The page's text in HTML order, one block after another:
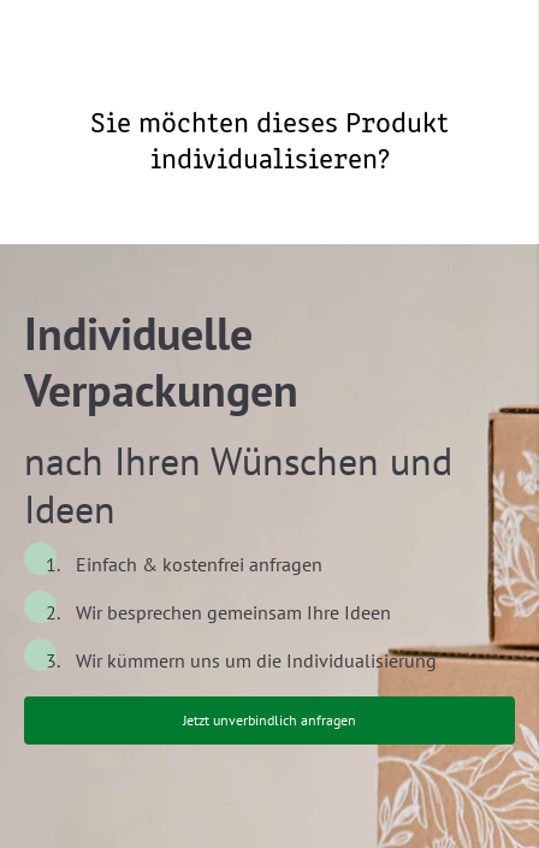
Sie möchten dieses Produkt
individualisieren?
Individuelle
Verpackungen
nach Ihren Wünschen und
Ideen
Einfach & kostenfrei anfragen
Wir besprechen gemeinsam Ihre Ideen
Wir kümmern uns um die Individualisierung
Jetzt unverbindlich anfragen